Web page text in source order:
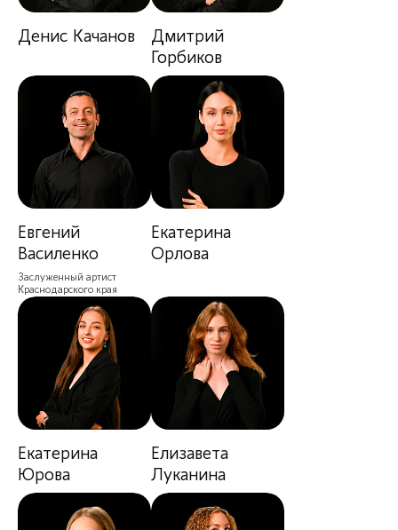
Денис Качанов
Дмитрий
Горбиков
Евгений
Василенко
Заслуженный артист
Краснодарского края
Екатерина
Орлова
Екатерина
Юрова
Елизавета
Луканина